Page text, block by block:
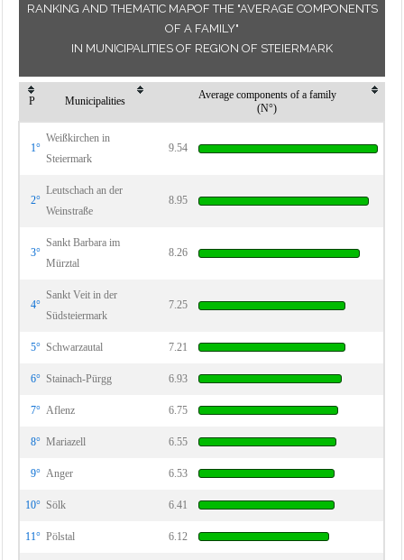
RANKING AND THEMATIC MAPOF THE "AVERAGE COMPONENTS
OF A FAMILY"
IN MUNICIPALITIES OF REGION OF STEIERMARK
P Municipalities
Average components of a family
(N°)
1°
Weißkirchen in
Steiermark
9.54
2°
Leutschach an der
Weinstraße
8.95
3°
Sankt Barbara im
Mürztal
8.26
4°
Sankt Veit in der
Südsteiermark
7.25
5° Schwarzautal 7.21
6° Stainach-Pürgg 6.93
7° Aflenz 6.75
8° Mariazell 6.55
9° Anger 6.53
10° Sölk 6.41
11° Pölstal 6.12